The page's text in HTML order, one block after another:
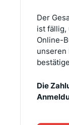
Der
ist fällig,
Online-
unseren
Die